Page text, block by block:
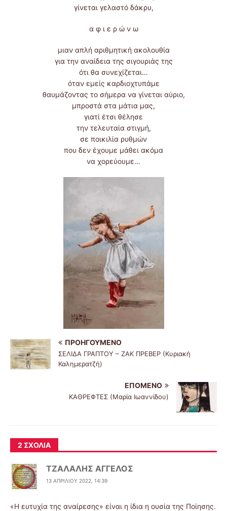
γίνεται γελαστό δάκρυ,
α φ ι ε ρ ώ ν ω
μιαν απλή αριθμητική ακολουθία
για την αναίδεια της σιγουριάς της
ότι θα συνεχίζεται…
όταν εμείς καρδιοχτυπάμε
θαυμάζοντας το σήμερα να γίνεται αύριο,
μπροστά στα μάτια μας,
γιατί έτσι θέλησε
την τελευταία στιγμή,
σε ποικιλία ρυθμών
που δεν έχουμε μάθει ακόμα
να χορεύουμε…
ΠΡΟΗΓΟΎΜΕΝΟ
ΣΕΛΙΔΑ ΓΡΑΠΤΟΥ – ΖΑΚ ΠΡΕΒΕΡ (Κυριακή
Καλημερατζή)
ΕΠΌΜΕΝΟ
ΚΑΘΡΕΦΤΕΣ (Μαρία Ιωαννίδου)
2 ΣΧΌΛΙΑ
ΤΖΑΛΑΛΗΣ ΑΓΓΕΛΟΣ
13 ΑΠΡΙΛΊΟΥ 2022, 14:39
«Η ευτυχία της αναίρεσης» είναι η ίδια η ουσία της Ποίησης.